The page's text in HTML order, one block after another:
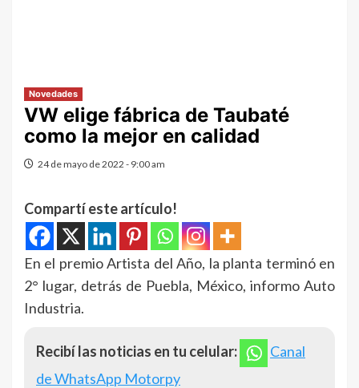
Novedades
VW elige fábrica de Taubaté
como la mejor en calidad
24 de mayo de 2022 - 9:00 am
Compartí este artículo!
En el premio Artista del Año, la planta terminó en
2° lugar, detrás de Puebla, México, informo Auto
Industria.
Recibí las noticias en tu celular:
Canal
de WhatsApp Motorpy